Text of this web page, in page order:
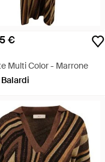
€
Multi Color - Marrone
Balardi